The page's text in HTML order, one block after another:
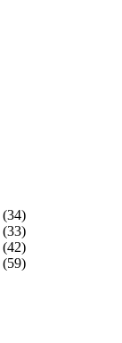
(34)
(33)
(42)
(59)